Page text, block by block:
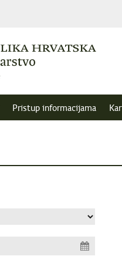
Pristup informacijama